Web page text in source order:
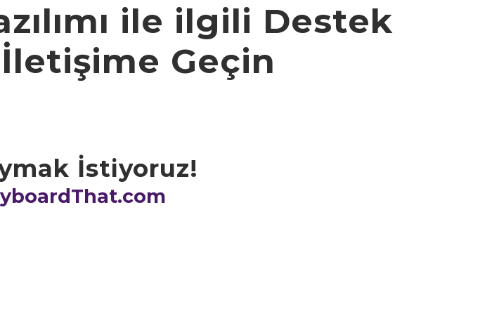
ile ilgili Destek
Geçin
İstiyoruz!